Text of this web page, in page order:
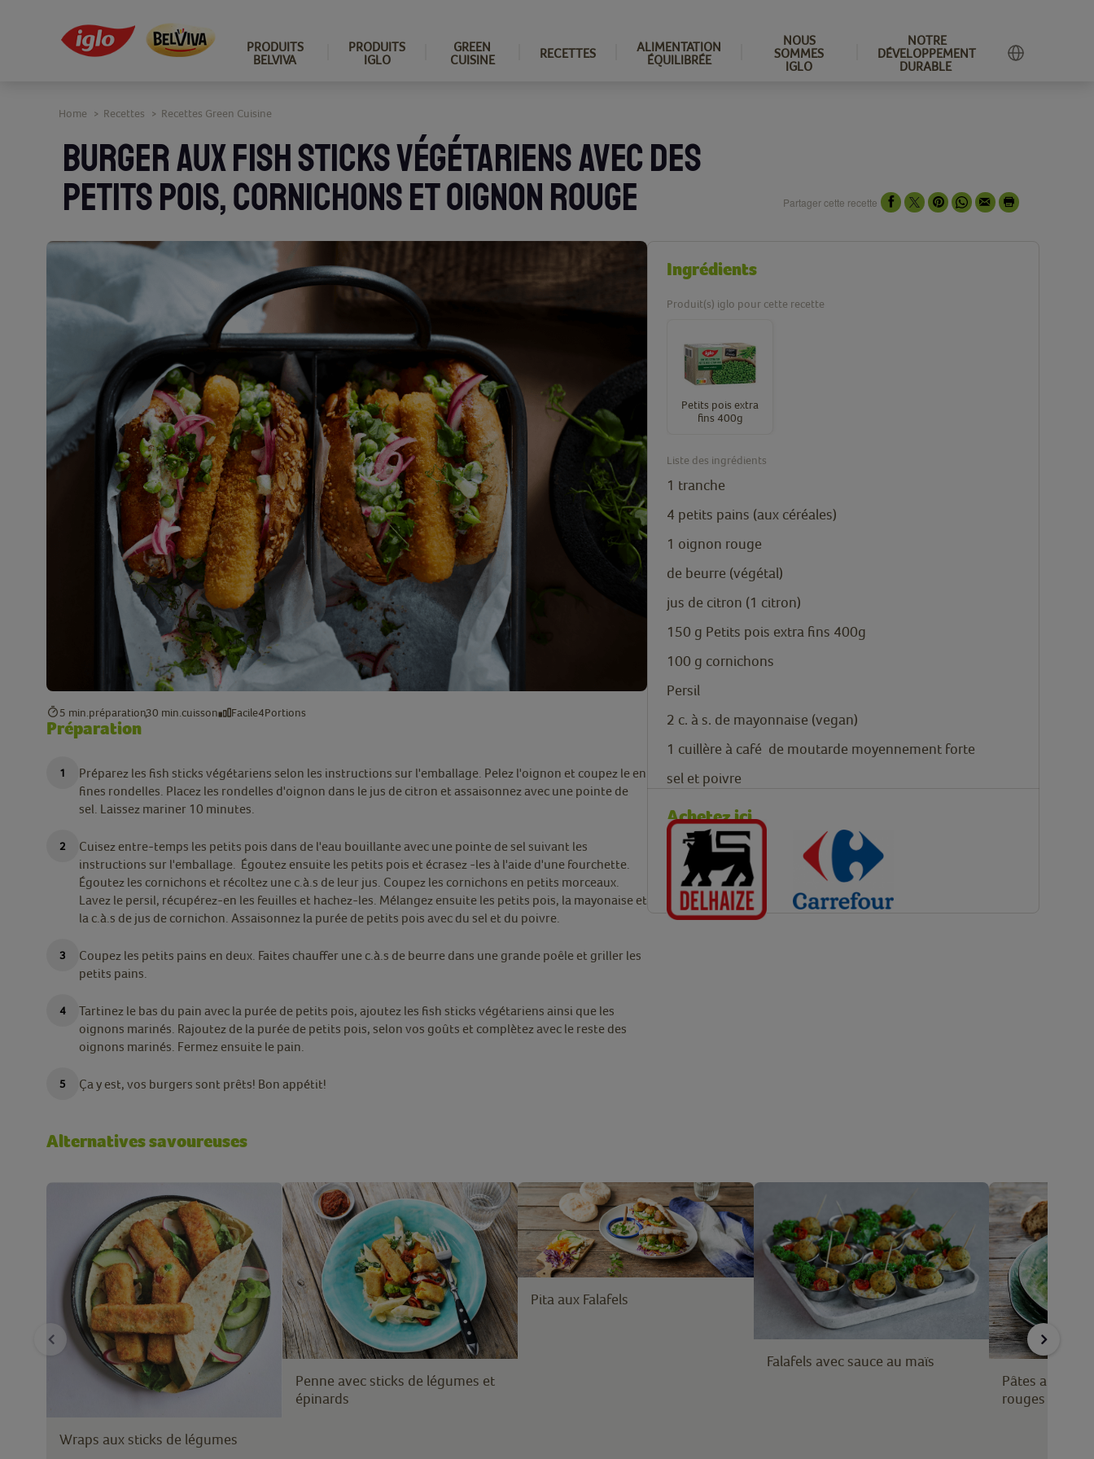
PRODUITS
BELVIVA
PRODUITS
IGLO
GREEN
CUISINE
RECETTES
ALIMENTATION
ÉQUILIBRÉE
NOUS
SOMMES
IGLO
NOTRE
DÉVELOPPEMENT
DURABLE
BURGER AUX FISH STICKS VÉGÉTARIENS AVEC DES
PETITS POIS, CORNICHONS ET OIGNON ROUGE
Partager cette recette
Home > Recettes > Recettes Green Cuisine
5 min. préparation30 min. cuisson Facile4Portions
Préparation
Préparez les fish sticks végétariens selon les instructions sur l'emballage. Pelez l'oignon et coupez le en
fines rondelles. Placez les rondelles d'oignon dans le jus de citron et assaisonnez avec une pointe de
sel. Laissez mariner 10 minutes.
Cuisez entre-temps les petits pois dans de l'eau bouillante avec une pointe de sel suivant les
instructions sur l'emballage. Égoutez ensuite les petits pois et écrasez -les à l'aide d'une fourchette.
Égoutez les cornichons et récoltez une c.à.s de leur jus. Coupez les cornichons en petits morceaux.
Lavez le persil, récupérez-en les feuilles et hachez-les. Mélangez ensuite les petits pois, la mayonaise et
la c.à.s de jus de cornichon. Assaisonnez la purée de petits pois avec du sel et du poivre.
Coupez les petits pains en deux. Faites chauffer une c.à.s de beurre dans une grande poêle et griller les
petits pains.
Tartinez le bas du pain avec la purée de petits pois, ajoutez les fish sticks végétariens ainsi que les
oignons marinés. Rajoutez de la purée de petits pois, selon vos goûts et complètez avec le reste des
oignons marinés. Fermez ensuite le pain.
Ça y est, vos burgers sont prêts! Bon appétit!
Ingrédients
Produit(s) iglo pour cette recette
Petits pois extra
fins 400g
Liste des ingrédients
1 tranche
4 petits pains (aux céréales)
1 oignon rouge
de beurre (végétal)
jus de citron (1 citron)
150 g Petits pois extra fins 400g
100 g cornichons
Persil
2 c. à s. de mayonnaise (vegan)
1 cuillère à café de moutarde moyennement forte
sel et poivre
Achetez ici
Alternatives savoureuses
Wraps aux sticks de légumes
Penne avec sticks de légumes et
épinards
Pita aux Falafels
Falafels avec sauce au maïs
Pâtes aux
rouges et